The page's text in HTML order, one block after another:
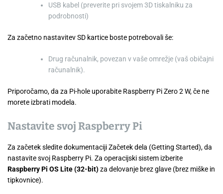
USB kabel (preverite pri svojem 3D tiskalniku za
podrobnosti)
Za začetno nastavitev SD kartice boste potrebovali še:
Drug računalnik, povezan v vaše omrežje (vaš običajni
računalnik).
Priporočamo, da za Pi-hole uporabite Raspberry Pi Zero 2 W, če ne
morete izbrati modela.
Nastavite svoj Raspberry Pi
Za začetek sledite dokumentaciji Začetek dela (Getting Started), da
nastavite svoj Raspberry Pi. Za operacijski sistem izberite
Raspberry Pi OS Lite (32-bit)za delovanje brez glave (brez miške in
tipkovnice).